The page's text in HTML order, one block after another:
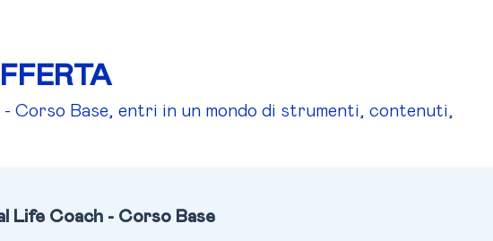
Corso Base, entri in un mondo di strumenti, contenuti,
Life Coach - Corso Base